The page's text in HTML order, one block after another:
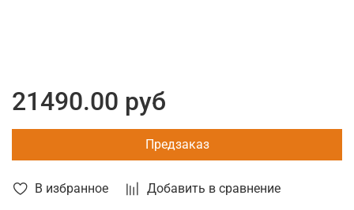
В избранное Добавить в сравнение
21490.00 руб
Предзаказ